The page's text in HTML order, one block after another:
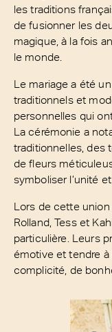
les traditions
de fusionner les
magique, à la fois
le monde.
Le mariage a été
traditionnels et
personnelles qui
La cérémonie a
traditionnelles, des
de fleurs
symboliser l’unité et
Lors de cette
Rolland, Tess et
particulière. Leurs
émotive et tendre
complicité, de